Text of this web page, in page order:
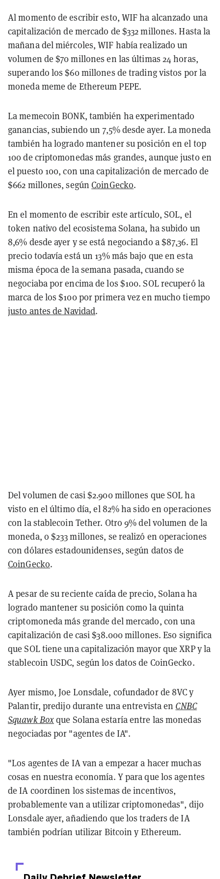
Al momento de escribir esto, WIF ha alcanzado una
capitalización de mercado de $332 millones. Hasta la
mañana del miércoles, WIF había realizado un
volumen de $70 millones en las últimas 24 horas,
superando los $60 millones de trading vistos por la
moneda meme de Ethereum PEPE.
La memecoin BONK, también ha experimentado
ganancias, subiendo un 7,5% desde ayer. La moneda
también ha logrado mantener su posición en el top
100 de criptomonedas más grandes, aunque justo en
el puesto 100, con una capitalización de mercado de
$662 millones, segúnCoinGecko.
En el momento de escribir este artículo, SOL, el
token nativo del ecosistema Solana, ha subido un
8,6% desde ayer y se está negociando a $87,36. El
precio todavía está un 13% más bajo que en esta
misma época de la semana pasada, cuando se
negociaba por encima de los $100. SOL recuperó la
marca de los $100 por primera vez en mucho tiempo
justo antes de Navidad.
Del volumen de casi $2.900 millones que SOL ha
visto en el último día, el 82% ha sido en operaciones
con la stablecoin Tether. Otro 9% del volumen de la
moneda, o $233 millones, se realizó en operaciones
con dólares estadounidenses, según datos de
CoinGecko.
A pesar de su reciente caída de precio, Solana ha
logrado mantener su posición como la quinta
criptomoneda más grande del mercado, con una
capitalización de casi $38.000 millones. Eso significa
que SOL tiene una capitalización mayor que XRP y la
stablecoin USDC, según los datos de CoinGecko.
Ayer mismo, Joe Lonsdale, cofundador de 8VC y
Palantir, predijo durante una entrevista en CNBC
Squawk Boxque Solana estaría entre las monedas
negociadas por "agentes de IA".
"Los agentes de IA van a empezar a hacer muchas
cosas en nuestra economía. Y para que los agentes
de IA coordinen los sistemas de incentivos,
probablemente van a utilizar criptomonedas", dijo
Lonsdale ayer, añadiendo que los traders de IA
también podrían utilizar Bitcoin y Ethereum.